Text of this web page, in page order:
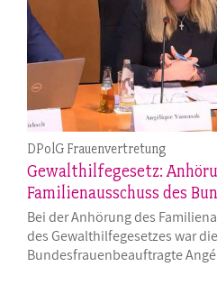
DPolG Frauenvertretung
Gewalthilfegesetz:
Familienausschuss des
Bei der Anhörung des
des Gewalthilfegesetzes war
Bundesfrauenbeauftragte